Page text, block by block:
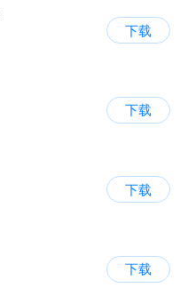
下载
下载
下载
下载